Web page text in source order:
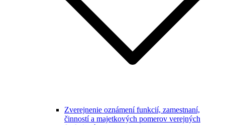
Zverejnenie oznámení funkcií, zamestnaní,
činností a majetkových pomerov verejných